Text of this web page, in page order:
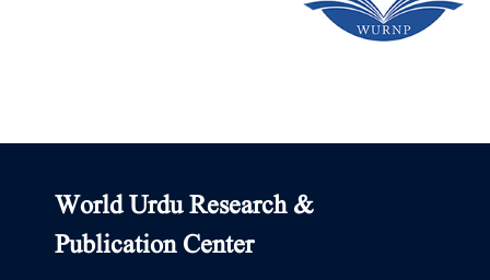
World Urdu Research &
Publication Center